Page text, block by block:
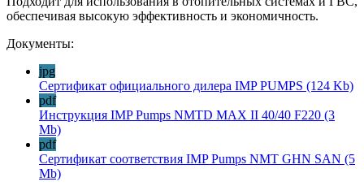
обеспечивая высокую эффективность и экономичность.
Документы:
jpg
Сертификат официального дилера IMP PUMPS (124 Kb)
pdf
Инструкция IMP Pumps NMTD MAX II 40/40 F220 (3
Mb)
pdf
Сертификат соответствия IMP Pumps NMT GHN SAN (5
Mb)